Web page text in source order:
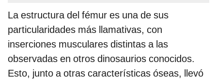
La estructura del fémur es una de sus
particularidades más llamativas, con
inserciones musculares distintas a las
observadas en otros dinosaurios conocidos.
Esto, junto a otras características óseas, llevó